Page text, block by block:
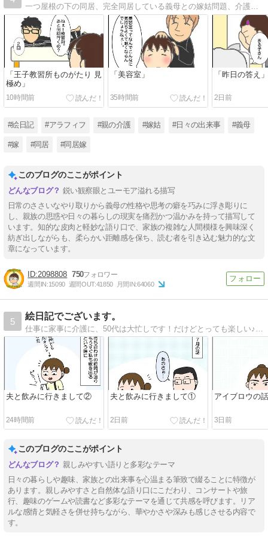
「王子教習所ものがたり 見
極め」
10時間前
「美容室」
35時間前
「昨日の答え」
2日前
#絵日記 #アラフィフ #親の介護 #嫁姑 #日々の出来事 #義母
#嫁 #同居 #同居嫁
このブログのここがポイント
鋭い観察眼とユーモア溢れる描写
日常のささいなやり取りから義母の性格や思考の癖を巧みに浮き彫りに
し、親族の思惑や日々の暮らしの現実を痛烈かつ温かみを持って描写して
います。知的な皮肉と軽妙な語り口で、家族の複雑な人間模様を興味深く
紡ぎ出しながらも、柔らかい距離感を保ち、読む者を引き込む魅力的な文
章になっています。
2098808 750
週間IN:15090 週間OUT:41850 月間IN:64060
5
絵日記でございます。
夫と飲みに行きまして②
24時間前
夫と飲みに行きまして①
2日前
アイブロウの話
3日前
このブログのここがポイント
親しみやすい語りと多彩なテーマ
日々の暮らしや趣味、家族との出来事を心温まる筆致で綴ることに特徴が
あります。親しみやすさと自然体な語り口にこだわり、コンサートや旅
行、趣味のゲームや読書など多彩なテーマを通じて共感を呼びます。リア
ルな感情と気軽さを併せ持ちながら、華やかさや深みも感じさせる内容で
す。